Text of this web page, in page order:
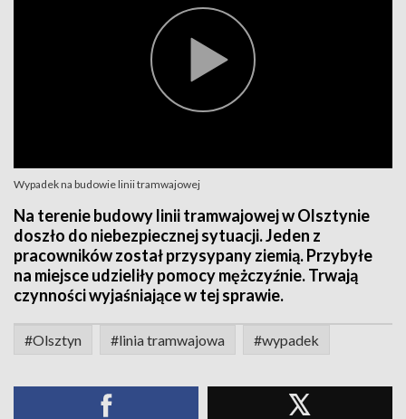
Wypadek na budowie linii tramwajowej
Na terenie budowy linii tramwajowej w Olsztynie
doszło do niebezpiecznej sytuacji. Jeden z
pracowników został przysypany ziemią. Przybyłe
na miejsce udzieliły pomocy mężczyźnie. Trwają
czynności wyjaśniające w tej sprawie.
#Olsztyn #linia tramwajowa #wypadek